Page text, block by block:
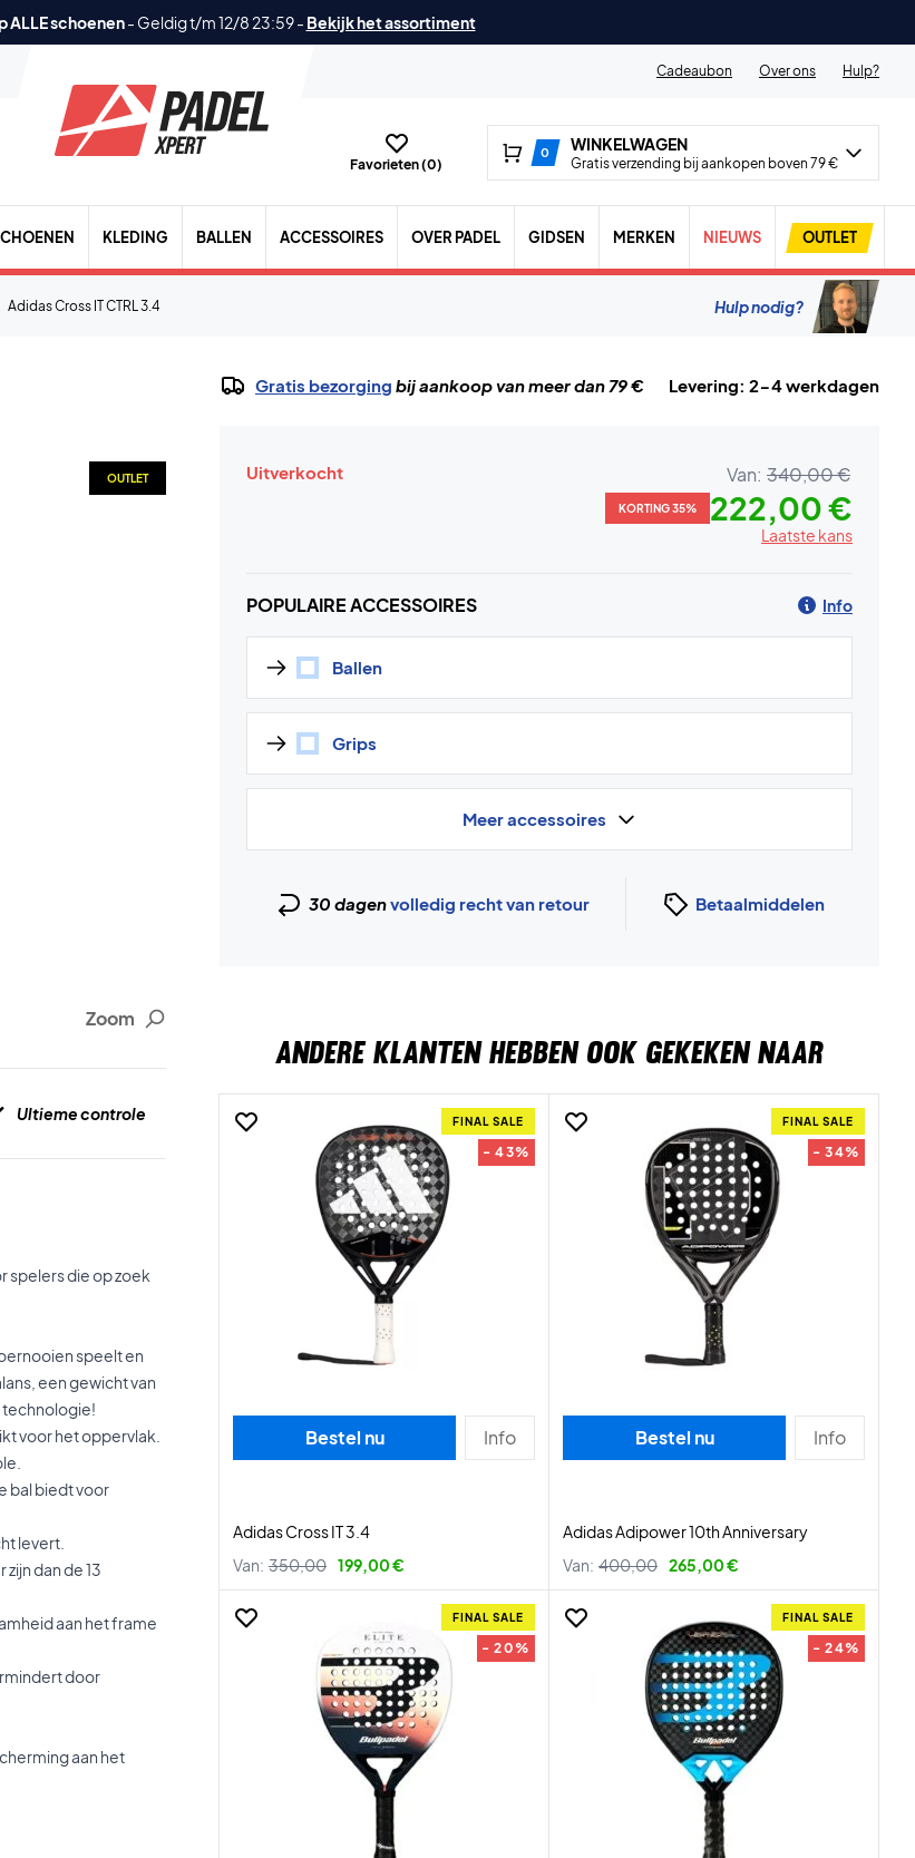
ALLE schoenen- Geldig t/m 12/8 23:59- Bekijk het assortiment
Cadeaubon Over ons Hulp?
Favorieten (0)
0 WINKELWAGEN
Gratis verzending bij aankopen boven 79 €
KLEDING BALLEN ACCESSOIRES OVER PADEL GIDSEN MERKEN NIEUWS OUTLET
Adidas Cross IT CTRL 3.4 Hulp nodig?
Zoom
OUTLET
Ultieme controle
spelers die op zoek
speelt en
een gewicht van
technologie!
voor het oppervlak.
bal biedt voor
levert.
dan de 13
aan het frame
door
aan het
Gratis bezorging bij aankoop van meer dan 79 € Levering: 2-4 werkdagen
Uitverkocht Van: 340,00 €
KORTING 35% 222,00 €
Laatste kans
POPULAIRE ACCESSOIRES Info
Ballen
Grips
Meer accessoires
30 dagenvolledig recht van retour Betaalmiddelen
ANDERE KLANTEN HEBBEN OOK GEKEKEN NAAR
FINAL SALE
- 43%
Bestel nu Info
Adidas Cross IT 3.4
Van: 350,00 199,00 €
FINAL SALE
- 34%
Bestel nu Info
Adidas Adipower 10th Anniversary
Van: 400,00 265,00 €
FINAL SALE
- 20%
FINAL SALE
- 24%